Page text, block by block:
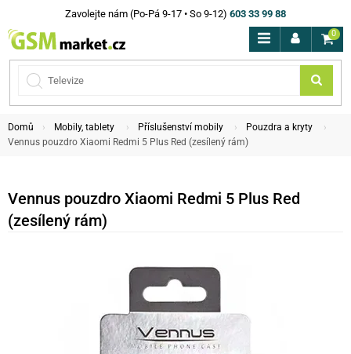
Zavolejte nám (Po-Pá 9-17 • So 9-12) 603 33 99 88
0
Domů Mobily, tablety Příslušenství mobily
Pouzdra a kryty
Vennus pouzdro Xiaomi Redmi 5 Plus Red (zesílený rám)
Vennus pouzdro Xiaomi Redmi 5 Plus Red
(zesílený rám)